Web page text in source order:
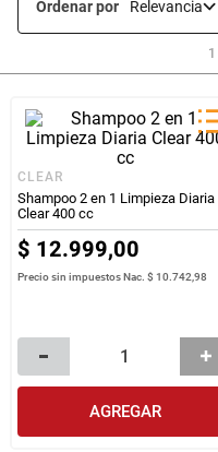
Ordenar por Relevancia
1
CLEAR
Shampoo 2 en 1 Limpieza Diaria
Clear 400 cc
$ 12.999,00
Precio sin impuestos Nac.$ 10.742,98
AGREGAR